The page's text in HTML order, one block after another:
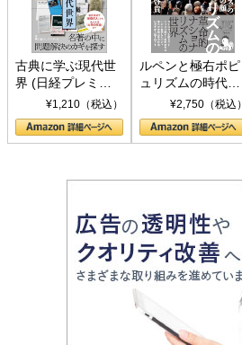
古典に学ぶ現代世
界 (日経プレミア
シリーズ)¥1,210（税込）
ルペンと極右ポピ
ュリズムの時代：
〈ヤヌス〉の二つ
の顔
¥2,750（税込）